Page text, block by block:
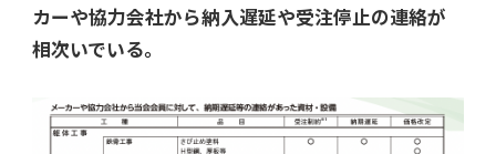
カーや協力会社から納入遅延や受注停止の連絡が
相次いでいる。